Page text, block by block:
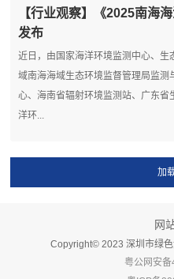
【行业观察】《2025南海
发布
近日，由国家海洋环境监测中心、
域南海海域生态环境监督管理局监
心、海南省辐射环境监测站、广东
洋环...
网
Copyright©️ 2023 深圳市绿
粤公网安备